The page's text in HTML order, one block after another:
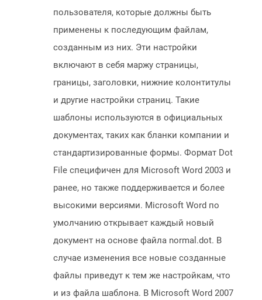
пользователя, которые должны быть
применены к последующим файлам,
созданным из них. Эти настройки
включают в себя маржу страницы,
границы, заголовки, нижние колонтитулы
и другие настройки страниц. Такие
шаблоны используются в официальных
документах, таких как бланки компании и
стандартизированные формы. Формат Dot
File специфичен для Microsoft Word 2003 и
ранее, но также поддерживается и более
высокими версиями. Microsoft Word по
умолчанию открывает каждый новый
документ на основе файла normal.dot. В
случае изменения все новые созданные
файлы приведут к тем же настройкам, что
и из файла шаблона. В Microsoft Word 2007